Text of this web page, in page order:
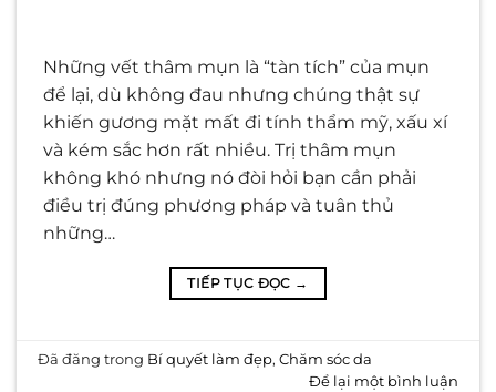
Những vết thâm mụn là “tàn tích” của mụn
để lại, dù không đau nhưng chúng thật sự
khiến gương mặt mất đi tính thẩm mỹ, xấu xí
và kém sắc hơn rất nhiều. Trị thâm mụn
không khó nhưng nó đòi hỏi bạn cần phải
điều trị đúng phương pháp và tuân thủ
những…
TIẾP TỤC ĐỌC →
Đã đăng trong Bí quyết làm đẹp,Chăm sóc da
Để lại một bình luận